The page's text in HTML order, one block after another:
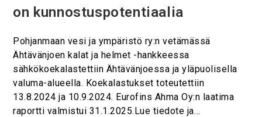
on kunnostuspotentiaalia
Pohjanmaan vesi ja ympäristö ry:n vetämässä
Ähtävänjoen kalat ja helmet -hankkeessa
sähkökoekalastettiin Ähtävänjoessa ja yläpuolisella
valuma-alueella. Koekalastukset toteutettiin
13.8.2024 ja 10.9.2024. Eurofins Ahma Oy:n laatima
raportti valmistui 31.1.2025.Lue tiedote ja…